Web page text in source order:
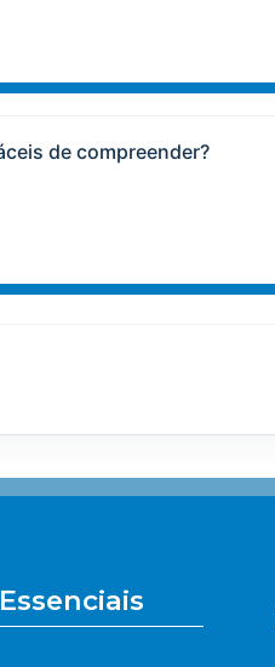
de compreender?